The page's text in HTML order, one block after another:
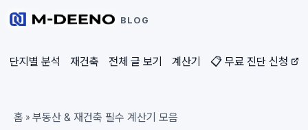
BLOG
단지별 분석 재건축 전체 글 보기 계산기 📋 무료 진단 신청
홈 » 부동산 & 재건축 필수 계산기 모음